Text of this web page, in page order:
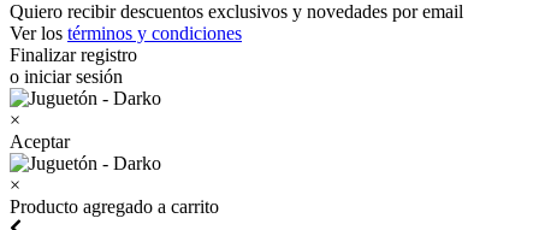
Quiero recibir descuentos exclusivos y novedades por email
Ver los términos y condiciones
Finalizar registro
o iniciar sesión
×
Aceptar
×
Producto agregado a carrito